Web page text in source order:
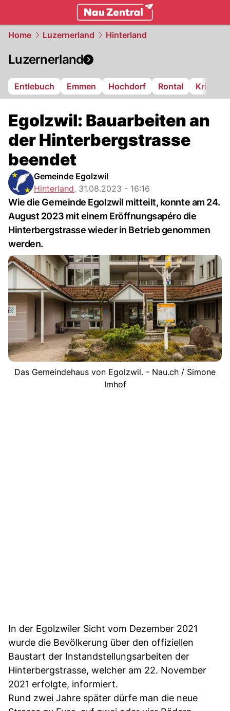
Home Luzernerland Hinterland
Luzernerland
Entlebuch Emmen Hochdorf Rontal Kriens
Egolzwil: Bauarbeiten an
der Hinterbergstrasse
beendet
Gemeinde Egolzwil
Hinterland, 31.08.2023 - 16:16
Wie die Gemeinde Egolzwil mitteilt, konnte am 24.
August 2023 mit einem Eröffnungsapéro die
Hinterbergstrasse wieder in Betrieb genommen
werden.
Das Gemeindehaus von Egolzwil. - Nau.ch / Simone
Imhof
In der Egolzwiler Sicht vom Dezember 2021
wurde die Bevölkerung über den offiziellen
Baustart der Instandstellungsarbeiten der
Hinterbergstrasse, welcher am 22. November
2021 erfolgte, informiert.
Rund zwei Jahre später dürfe man die neue